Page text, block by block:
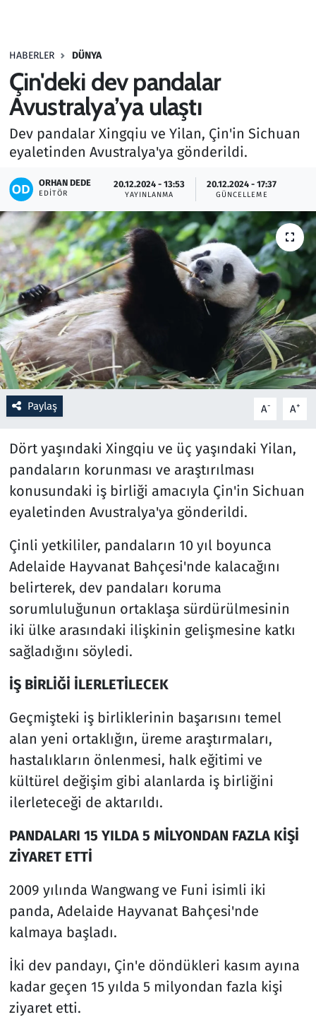
HABERLER DÜNYA
Çin'deki dev pandalar
Avustralya’ya ulaştı
Dev pandalar Xingqiu ve Yilan, Çin'in Sichuan
eyaletinden Avustralya'ya gönderildi.
ORHAN DEDE
EDITÖR
20.12.2024 - 13:53
YAYINLANMA
20.12.2024 - 17:37
GÜNCELLEME
Paylaş A- A+
Dört yaşındaki Xingqiu ve üç yaşındaki Yilan,
pandaların korunması ve araştırılması
konusundaki iş birliği amacıyla Çin'in Sichuan
eyaletinden Avustralya'ya gönderildi.
Çinli yetkililer, pandaların 10 yıl boyunca
Adelaide Hayvanat Bahçesi'nde kalacağını
belirterek, dev pandaları koruma
sorumluluğunun ortaklaşa sürdürülmesinin
iki ülke arasındaki ilişkinin gelişmesine katkı
sağladığını söyledi.
İŞ BİRLİĞİ İLERLETİLECEK
Geçmişteki iş birliklerinin başarısını temel
alan yeni ortaklığın, üreme araştırmaları,
hastalıkların önlenmesi, halk eğitimi ve
kültürel değişim gibi alanlarda iş birliğini
ilerleteceği de aktarıldı.
PANDALARI 15 YILDA 5 MİLYONDAN FAZLA KİŞİ
ZİYARET ETTİ
2009 yılında Wangwang ve Funi isimli iki
panda, Adelaide Hayvanat Bahçesi'nde
kalmaya başladı.
İki dev pandayı, Çin'e döndükleri kasım ayına
kadar geçen 15 yılda 5 milyondan fazla kişi
ziyaret etti.
Haber
Kültür Sanat
Kurumsal Haberler
Otomobil
Oyun
Ramazan
Resmi İlanlar
Rüya Tabirleri
Sağlık
Savunma Sanayi
Seçim 2023
Teknoloji ve Bilim
Televizyon